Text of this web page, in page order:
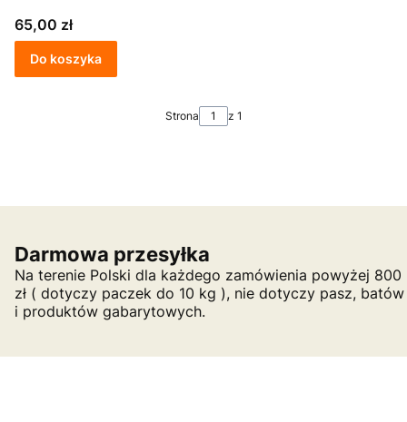
Cena
65,00 zł
Do koszyka
Strona z 1
Darmowa przesyłka
Na terenie Polski dla każdego zamówienia powyżej 800
zł ( dotyczy paczek do 10 kg ), nie dotyczy pasz, batów
i produktów gabarytowych.